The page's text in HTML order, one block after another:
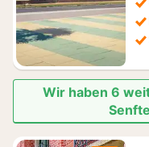
Wir haben 6